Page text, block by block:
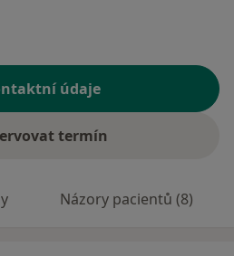
údaje
termín
Názory pacientů (8)